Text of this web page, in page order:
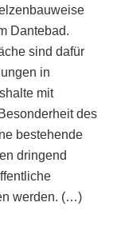
Dantebad.
sind dafür
in
mit
des
bestehende
dringend
werden. (…)